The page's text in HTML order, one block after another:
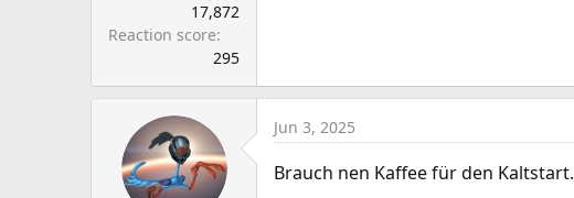
17,872
Reaction score
295
Jun 3, 2025
Brauch nen Kaffee für den Kaltstart.